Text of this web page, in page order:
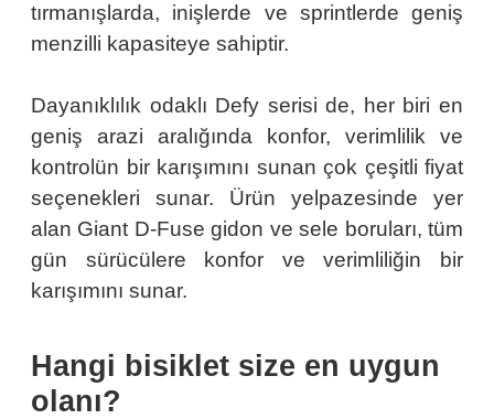
tırmanışlarda, inişlerde ve sprintlerde geniş
menzilli kapasiteye sahiptir.
Dayanıklılık odaklı Defy serisi de, her biri en
geniş arazi aralığında konfor, verimlilik ve
kontrolün bir karışımını sunan çok çeşitli fiyat
seçenekleri sunar. Ürün yelpazesinde yer
alan Giant D-Fuse gidon ve sele boruları, tüm
gün sürücülere konfor ve verimliliğin bir
karışımını sunar.
Hangi bisiklet size en uygun
olanı?